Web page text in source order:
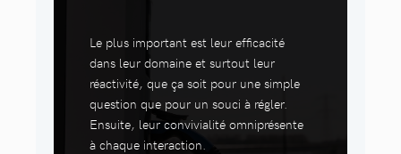
Le plus important est leur efficacité
dans leur domaine et surtout leur
réactivité, que ça soit pour une simple
question que pour un souci à régler.
Ensuite, leur convivialité omniprésente
à chaque interaction.